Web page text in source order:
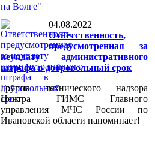
04.08.2022
Ответственность,
предусмотренная за
неуплату административного
штрафа в добровольный срок
Группа технического надзора
Центра ГИМС Главного
управления МЧС России по
Ивановской области напоминает!